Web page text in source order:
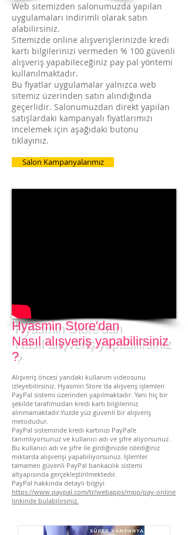
Web sitemizden salonumuzda yapılan
uygulamaları indirimli olarak satın
alabilirsiniz.
Sitemizde online alışverişlerinizde kredi
kartı bilgilerinizi vermeden % 100 güvenli
alışveriş yapabileceğiniz pay pal yöntemi
kullanılmaktadır.
Bu fiyatlar uygulamalar yalnızca web
sitemiz üzerinden satın alındığında
geçerlidir. Salonumuzdan direkt yapılan
satışlardaki kampanyalı fiyatlarımızı
incelemek için aşağıdaki butonu
tıklayınız.
Salon Kampanyalarımız
Hyasmin Store'dan
Nasıl alışveriş yapabilirsiniz
?
Alışveriş öncesi yandaki kullanım videosunu
izleyebilirsiniz. Hyasmin Store 'da alışveriş işlemleri
PayPal sistemi üzerinden yapılmaktadır. Yani hiç bir
şekilde tarafımızdan kredi kartı bilgileriniz
alınmamaktadır.Yüzde yüz güvenli bir alışveriş
metodudur.
PayPal sisteminde kredi kartınızı PayPal'e
tanımlıyorsunuz ve kullanıcı adı ve şifre alıyorsunuz .
Bu kullanıcı adı ve şifre ile girdiğinizde istediğiniz
miktarda alışverişi yapabiliyorsunuz. İşlemler
tamamen güvenli PayPal bankacılık sistemi
altyapısında gerçekleştirilmektedir.
PayPal hakkında detaylı bilgiyi
https://www.paypal.com/tr/webapps/mpp/pay-online
linkinde bulabilirsiniz.